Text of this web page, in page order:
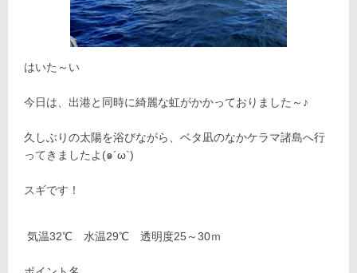
はいた～い
今日は、出港と同時に綺麗な虹がかかっておりました～♪
久しぶりの太陽を浴びながら、ベタ凪のなかケラマ諸島へ行
ってきましたよ(๑´ω`)
スギです！
気温32℃ 水温29℃ 透明度25～30ｍ